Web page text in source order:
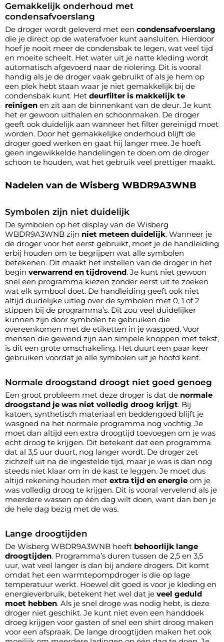
Gemakkelijk onderhoud met
condensafvoerslang
De droger wordt geleverd met een condensafvoerslang
die je direct op de waterafvoer kunt aansluiten. Hierdoor
hoef je nooit meer de condensbak te legen, wat veel tijd
en moeite scheelt. Het water uit je natte kleding wordt
automatisch afgevoerd naar de riolering. Dit is vooral
handig als je de droger vaak gebruikt of als je hem op
een plek hebt staan waar je niet gemakkelijk bij de
condensbak kunt. Het deurfilter is makkelijk te
reinigen en zit aan de binnenkant van de deur. Je kunt
het er gewoon uithalen en schoonmaken. De droger
geeft ook duidelijk aan wanneer het filter gereinigd moet
worden. Door het gemakkelijke onderhoud blijft de
droger goed werken en gaat hij langer mee. Je hoeft
geen ingewikkelde handelingen te doen om de droger
schoon te houden, wat het gebruik veel prettiger maakt.
Nadelen van de Wisberg WBDR9A3WNB
Symbolen zijn niet duidelijk
De symbolen op het display van de Wisberg
WBDR9A3WNB zijn niet meteen duidelijk. Wanneer je
de droger voor het eerst gebruikt, moet je de handleiding
erbij houden om te begrijpen wat alle symbolen
betekenen. Dit maakt het instellen van de droger in het
begin verwarrend en tijdrovend. Je kunt niet gewoon
snel een programma kiezen zonder eerst uit te zoeken
wat elk symbool doet. De handleiding geeft ook niet
altijd duidelijke uitleg over de symbolen met 0, 1 of 2
stippen bij de programma’s. Dit zou veel duidelijker
kunnen zijn door symbolen te gebruiken die
overeenkomen met de etiketten in je wasgoed. Voor
mensen die gewend zijn aan simpele knoppen met tekst,
is dit een grote omschakeling. Het duurt een paar keer
gebruiken voordat je alle symbolen uit je hoofd kent.
Normale droogstand droogt niet goed genoeg
Een groot probleem met deze droger is dat de normale
droogstand je was niet volledig droog krijgt. Bij
katoen, synthetisch materiaal en beddengoed blijft je
wasgoed na het normale programma nog vochtig. Je
moet dan altijd een extra droogtijd toevoegen om je was
echt droog te krijgen. Dit betekent dat een programma
dat al 3,5 uur duurt, nog langer wordt. De droger zet
zichzelf uit na de ingestelde tijd, maar je was is dan nog
steeds niet klaar om in de kast te leggen. Je moet dus
altijd rekening houden met extra tijd en energie om je
was volledig droog te krijgen. Dit is vooral vervelend als je
meerdere wassen op één dag wilt doen, want dan ben je
de hele dag bezig met de was.
Lange droogtijden
De Wisberg WBDR9A3WNB heeft behoorlijk lange
droogtijden. Programma’s duren tussen de 2,5 en 3,5
uur, wat veel langer is dan bij andere drogers. Dit komt
omdat het een warmtepompdroger is die op lage
temperatuur werkt. Hoewel dit goed is voor je kleding en
energieverbruik, betekent het wel dat je veel geduld
moet hebben. Als je snel droge was nodig hebt, is deze
droger niet geschikt. Je kunt niet even een handdoek
droeg krijgen voor gasten of snel een shirt droog maken
voor een afspraak. De lange droogtijden maken het ook